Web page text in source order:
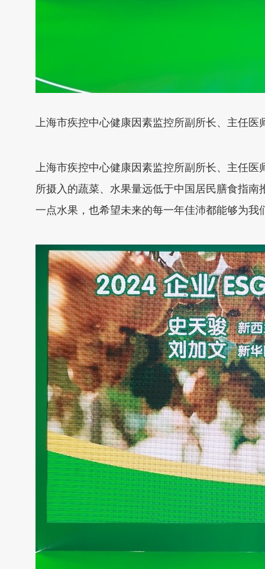
上海市疾控中心健康因素监控所副所长、主任医
上海市疾控中心健康因素监控所副所长、主任
所摄入的蔬菜、水果量远低于中国居民膳食指
一点水果，也希望未来的每一年佳沛都能够为